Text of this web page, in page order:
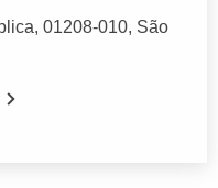
01208-010, São